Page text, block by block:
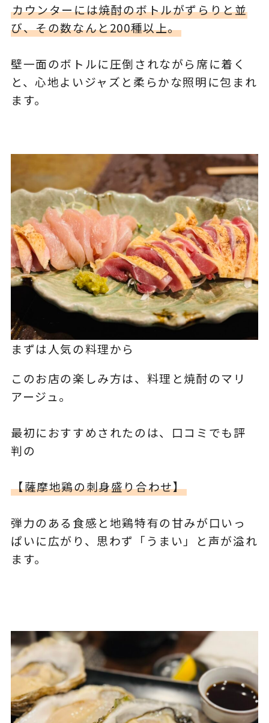
カウンターには焼酎のボトルがずらりと並
び、その数なんと200種以上。
壁一面のボトルに圧倒されながら席に着く
と、心地よいジャズと柔らかな照明に包まれ
ます。
まずは人気の料理から
このお店の楽しみ方は、料理と焼酎のマリ
アージュ。
最初におすすめされたのは、口コミでも評
判の
【薩摩地鶏の刺身盛り合わせ】
弾力のある食感と地鶏特有の甘みが口いっ
ぱいに広がり、思わず「うまい」と声が溢れ
ます。